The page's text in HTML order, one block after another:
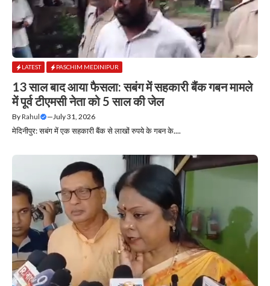
LATEST PASCHIM MEDINIPUR
13 साल बाद आया फैसला: सबंग में सहकारी बैंक गबन मामले
में पूर्व टीएमसी नेता को 5 साल की जेल
ByRahul — July 31, 2026
मेदिनीपुर: सबंग में एक सहकारी बैंक से लाखों रुपये के गबन के....